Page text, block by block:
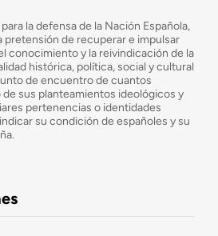
objetivos?
la defensa de la Nación Española,
pretensión de recuperar e impulsar
conocimiento y la reivindicación de la
histórica, política, social y cultural
de encuentro de cuantos
sus planteamientos ideológicos y
pertenencias o identidades
su condición de españoles y su